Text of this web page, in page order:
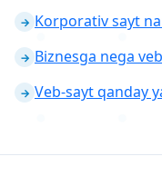
→ Korporativ sayt
→ Biznesga nega
→ Veb-sayt qanday